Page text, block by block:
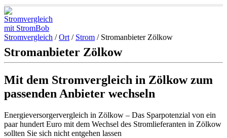
Stromvergleich /Ort / Strom / Stromanbieter Zölkow
Stromanbieter Zölkow
Mit dem Stromvergleich in Zölkow zum
passenden Anbieter wechseln
Energieversorgervergleich in Zölkow – Das Sparpotenzial von ein
paar hundert Euro mit dem Wechsel des Stromlieferanten in Zölkow
sollten Sie sich nicht entgehen lassen